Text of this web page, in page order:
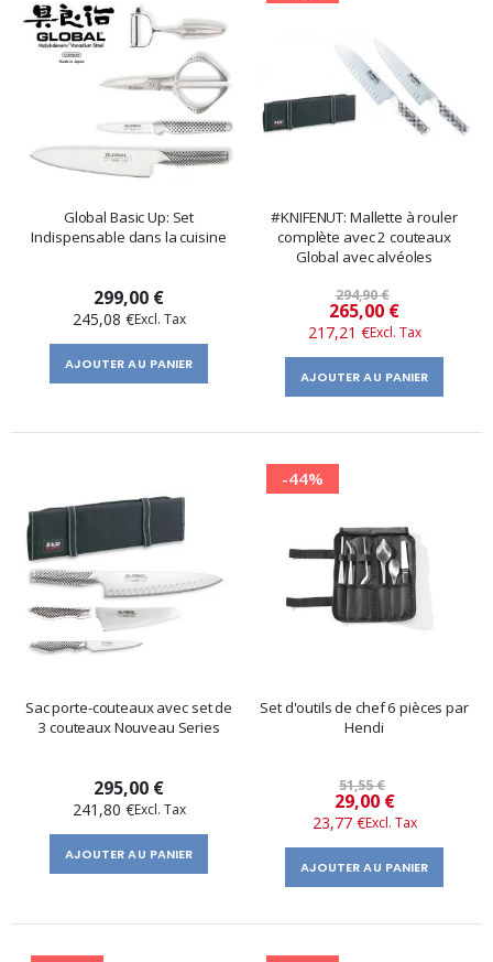
Global Basic Up: Set
Indispensable dans la cuisine
299,00 €
245,08 €
AJOUTER AU PANIER
#KNIFENUT: Mallette à rouler
complète avec 2 couteaux
Global avec alvéoles
294,90 €
Prix
spécial
265,00 €
217,21 €
AJOUTER AU PANIER
Sac porte-couteaux avec set de
3 couteaux Nouveau Series
295,00 €
241,80 €
AJOUTER AU PANIER
-44%
Set d'outils de chef 6 pièces par
Hendi
51,55 €
Prix
​​
spécial
29,00 €
23,77 €
AJOUTER AU PANIER